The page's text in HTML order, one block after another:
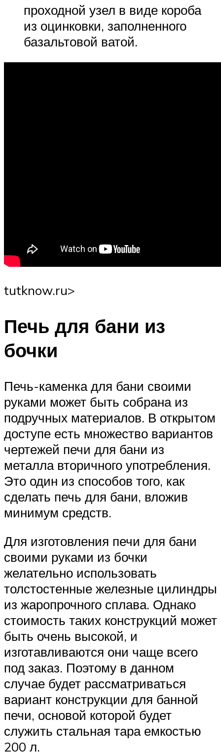
проходной узел в виде короба
из оцинковки, заполненного
базальтовой ватой.
tutknow.ru⁫>
Печь для бани из
бочки
Печь-каменка для бани своими
руками может быть собрана из
подручных материалов. В открытом
доступе есть множество вариантов
чертежей печи для бани из
металла вторичного употребления.
Это один из способов того, как
сделать печь для бани, вложив
минимум средств.
Для изготовления печи для бани
своими руками из бочки
желательно использовать
толстостенные железные цилиндры
из жаропрочного сплава. Однако
стоимость таких конструкций может
быть очень высокой, и
изготавливаются они чаще всего
под заказ. Поэтому в данном
случае будет рассматриваться
вариант конструкции для банной
печи, основой которой будет
служить стальная тара емкостью
200 л.